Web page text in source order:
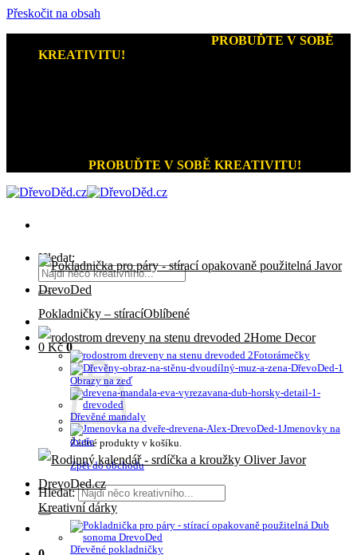
Přeskočit na obsah
PROBUĎTE V SOBĚ
KREATIVITU!
PROBUĎTE V SOBĚ KREATIVITU!
Hledat:
0 Kč 0
Žádné produkty v košíku.
Zpět do obchodu
Hledat:
Pokladničky – stírací
Home Decor
Fotorámečky
Obrazy na zeď
Dřevěné mandaly
Jmenovky na
dveře
Kreativní dárky
Dřevěné pokladničky